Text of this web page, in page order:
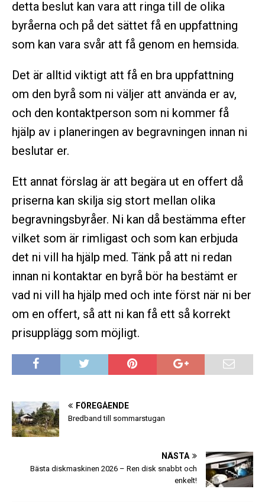
detta beslut kan vara att ringa till de olika
byråerna och på det sättet få en uppfattning
som kan vara svår att få genom en hemsida.
Det är alltid viktigt att få en bra uppfattning
om den byrå som ni väljer att använda er av,
och den kontaktperson som ni kommer få
hjälp av i planeringen av begravningen innan ni
beslutar er.
Ett annat förslag är att begära ut en offert då
priserna kan skilja sig stort mellan olika
begravningsbyråer. Ni kan då bestämma efter
vilket som är rimligast och som kan erbjuda
det ni vill ha hjälp med. Tänk på att ni redan
innan ni kontaktar en byrå bör ha bestämt er
vad ni vill ha hjälp med och inte först när ni ber
om en offert, så att ni kan få ett så korrekt
prisupplägg som möjligt.
FÖREGÅENDE
Bredband till sommarstugan
NÄSTA
Bästa diskmaskinen 2026 – Ren disk snabbt och
enkelt!